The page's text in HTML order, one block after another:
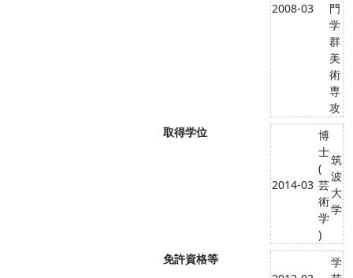
2008-03
門
学
群
美
術
専
攻
取得学位
2014-03
博
士
(
芸
術
学
)
筑
波
大
学
免許資格等
学